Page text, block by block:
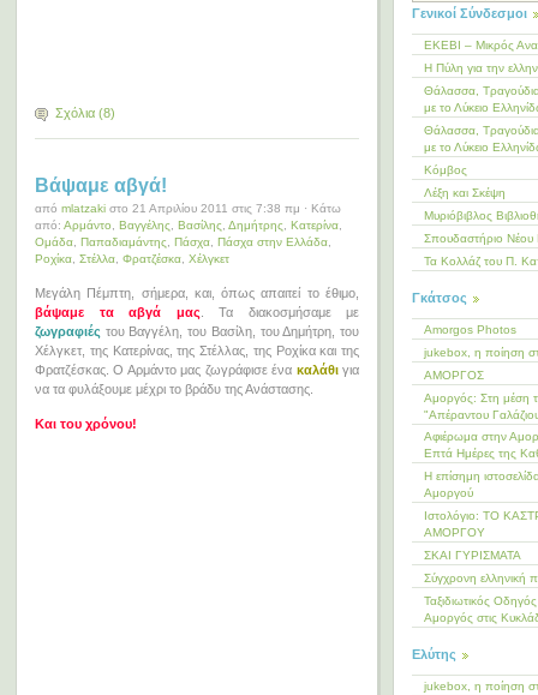
Σχόλια (8)
Βάψαμε αβγά!
από mlatzaki στο 21 Απριλίου 2011 στις 7:38 πμ · Κάτω
από: Αρμάντο Βαγγέλης Βασίλης Δημήτρης Κατερίνα
Ομάδα Παπαδιαμάντης Πάσχα Πάσχα στην Ελλάδα
Ροχίκα Στέλλα Φρατζέσκα Χέλγκετ
Μεγάλη Πέμπτη, σήμερα, και, όπως απαιτεί το έθιμο,
βάψαμε τα αβγά μας . Τα διακοσμήσαμε με
ζωγραφιές του Βαγγέλη, του Βασίλη, του Δημήτρη, του
Χέλγκετ, της Κατερίνας, της Στέλλας, της Ροχίκα και της
Φρατζέσκας. Ο Αρμάντο μας ζωγράφισε ένα καλάθιγια
να τα φυλάξουμε μέχρι το βράδυ της Ανάστασης.
Και του χρόνου!
Γενικοί Σύνδεσμοι
ΕΚΕΒΙ – Μικρός
Η Πύλη για την
Θάλασσα,
με το Λύκειο
Θάλασσα,
με το Λύκειο
Κόμβος
Λέξη και Σκέψη
Μυριόβιβλος
Σπουδαστήριο Νέου
Τα Κολλάζ του Π.
Γκάτσος
Amorgos Photos
jukebox, η ποίηση
ΑΜΟΡΓΟΣ
Αμοργός: Στη μέση
"Απέραντου
Αφιέρωμα στην
Επτά Ημέρες της
Η επίσημη
Αμοργού
Ιστολόγιο: ΤΟ
ΑΜΟΡΓΟΥ
ΣΚΑΙ ΓΥΡΙΣΜΑΤΑ
Σύγχρονη ελληνική
Ταξιδιωτικός
Αμοργός στις
Ελύτης
jukebox, η ποίηση